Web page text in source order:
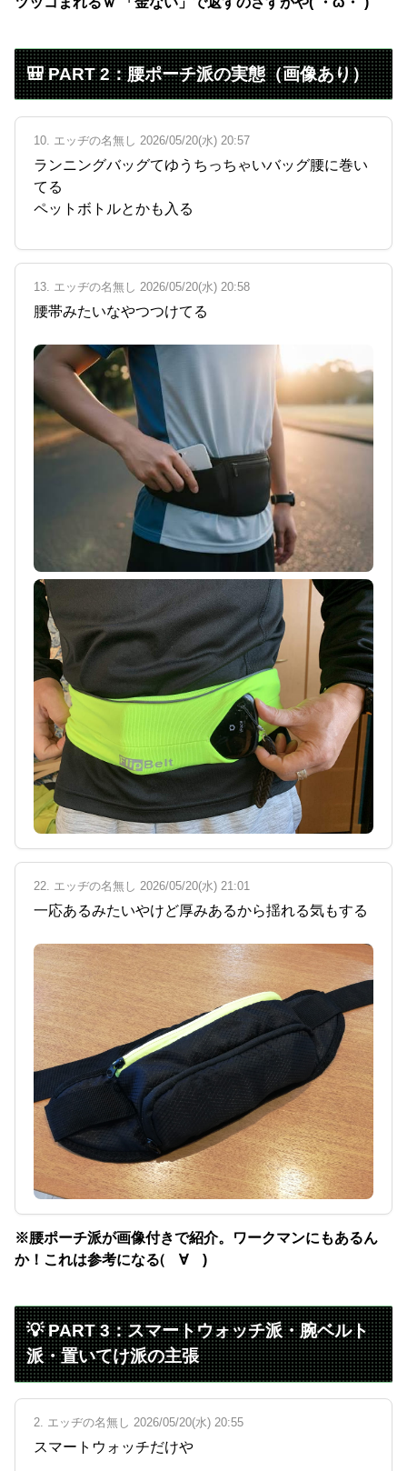
🎒 PART 2：腰ポーチ派の実態（画像あり）
10. エッヂの名無し 2026/05/20(水) 20:57
ランニングバッグてゆうちっちゃいバッグ腰に巻い
てる
ペットボトルとかも入る
13. エッヂの名無し 2026/05/20(水) 20:58
腰帯みたいなやつつけてる
22. エッヂの名無し 2026/05/20(水) 21:01
一応あるみたいやけど厚みあるから揺れる気もする
※腰ポーチ派が画像付きで紹介。ワークマンにもあるん
か！これは参考になる(゚∀゚)
💡 PART 3：スマートウォッチ派・腕ベルト
派・置いてけ派の主張
2. エッヂの名無し 2026/05/20(水) 20:55
スマートウォッチだけや